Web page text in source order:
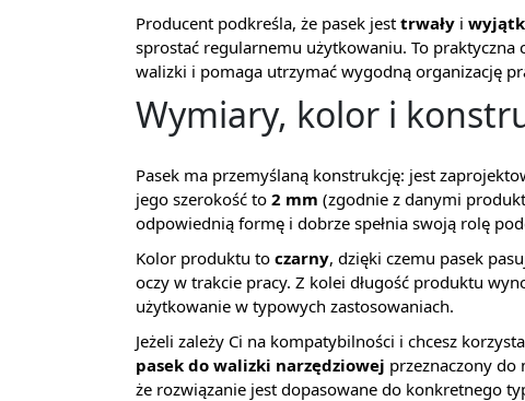
Producent podkreśla, że pasek jest trwały i
sprostać regularnemu użytkowaniu. To
walizki i pomaga utrzymać wygodną organizację
Wymiary, kolor i
Pasek ma przemyślaną konstrukcję: jest
jego szerokość to 2 mm (zgodnie z danymi
odpowiednią formę i dobrze spełnia swoją rolę
Kolor produktu to czarny, dzięki czemu pasek
oczy w trakcie pracy. Z kolei długość produktu
użytkowanie w typowych zastosowaniach.
Jeżeli zależy Ci na kompatybilności i chcesz
pasek do walizki narzędziowej przeznaczony do
że rozwiązanie jest dopasowane do konkretnego